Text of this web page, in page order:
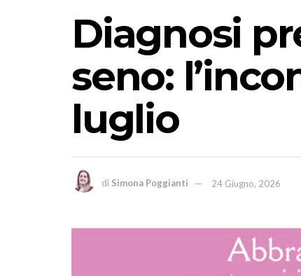
Diagnosi
seno:
luglio
di Simona Poggianti 24 Giugno, 2026